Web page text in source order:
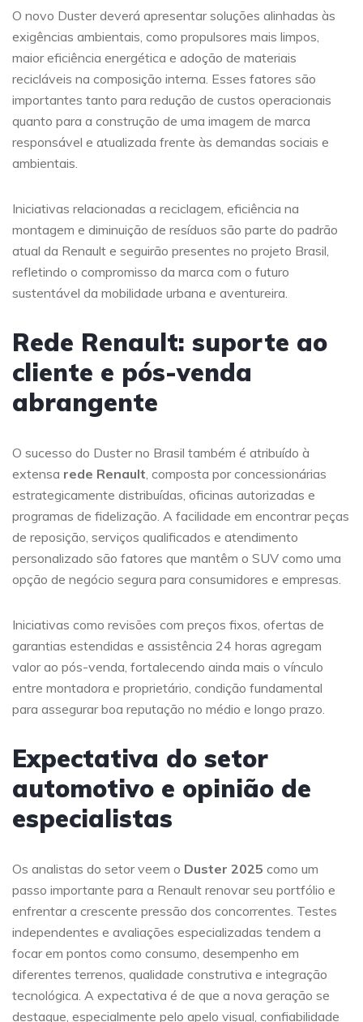
O novo Duster deverá apresentar soluções alinhadas às
exigências ambientais, como propulsores mais limpos,
maior eficiência energética e adoção de materiais
recicláveis na composição interna. Esses fatores são
importantes tanto para redução de custos operacionais
quanto para a construção de uma imagem de marca
responsável e atualizada frente às demandas sociais e
ambientais.
Iniciativas relacionadas a reciclagem, eficiência na
montagem e diminuição de resíduos são parte do padrão
atual da Renault e seguirão presentes no projeto Brasil,
refletindo o compromisso da marca com o futuro
sustentável da mobilidade urbana e aventureira.
Rede Renault: suporte ao
cliente e pós-venda
abrangente
O sucesso do Duster no Brasil também é atribuído à
extensa rede Renault, composta por concessionárias
estrategicamente distribuídas, oficinas autorizadas e
programas de fidelização. A facilidade em encontrar peças
de reposição, serviços qualificados e atendimento
personalizado são fatores que mantêm o SUV como uma
opção de negócio segura para consumidores e empresas.
Iniciativas como revisões com preços fixos, ofertas de
garantias estendidas e assistência 24 horas agregam
valor ao pós-venda, fortalecendo ainda mais o vínculo
entre montadora e proprietário, condição fundamental
para assegurar boa reputação no médio e longo prazo.
Expectativa do setor
automotivo e opinião de
especialistas
Os analistas do setor veem o Duster 2025 como um
passo importante para a Renault renovar seu portfólio e
enfrentar a crescente pressão dos concorrentes. Testes
independentes e avaliações especializadas tendem a
focar em pontos como consumo, desempenho em
diferentes terrenos, qualidade construtiva e integração
tecnológica. A expectativa é de que a nova geração se
destaque, especialmente pelo apelo visual, confiabilidade